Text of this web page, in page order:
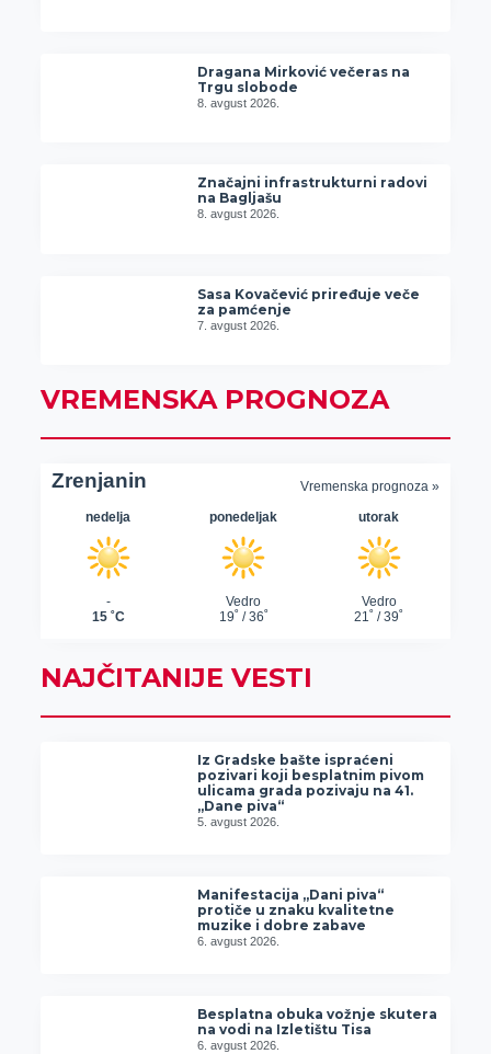
Dragana Mirković večeras na
Trgu slobode
8. avgust 2026.
Značajni infrastrukturni radovi
na Bagljašu
8. avgust 2026.
Sasa Kovačević priređuje veče
za pamćenje
7. avgust 2026.
VREMENSKA PROGNOZA
NAJČITANIJE VESTI
Iz Gradske bašte ispraćeni
pozivari koji besplatnim pivom
ulicama grada pozivaju na 41.
„Dane piva“
5. avgust 2026.
Manifestacija „Dani piva“
protiče u znaku kvalitetne
muzike i dobre zabave
6. avgust 2026.
Besplatna obuka vožnje skutera
na vodi na Izletištu Tisa
6. avgust 2026.